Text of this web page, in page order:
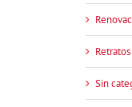
Sin